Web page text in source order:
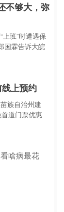
不够大，弥
班”时遭遇保
国霖告诉大皖
上预约
族自治州建
道门票优惠